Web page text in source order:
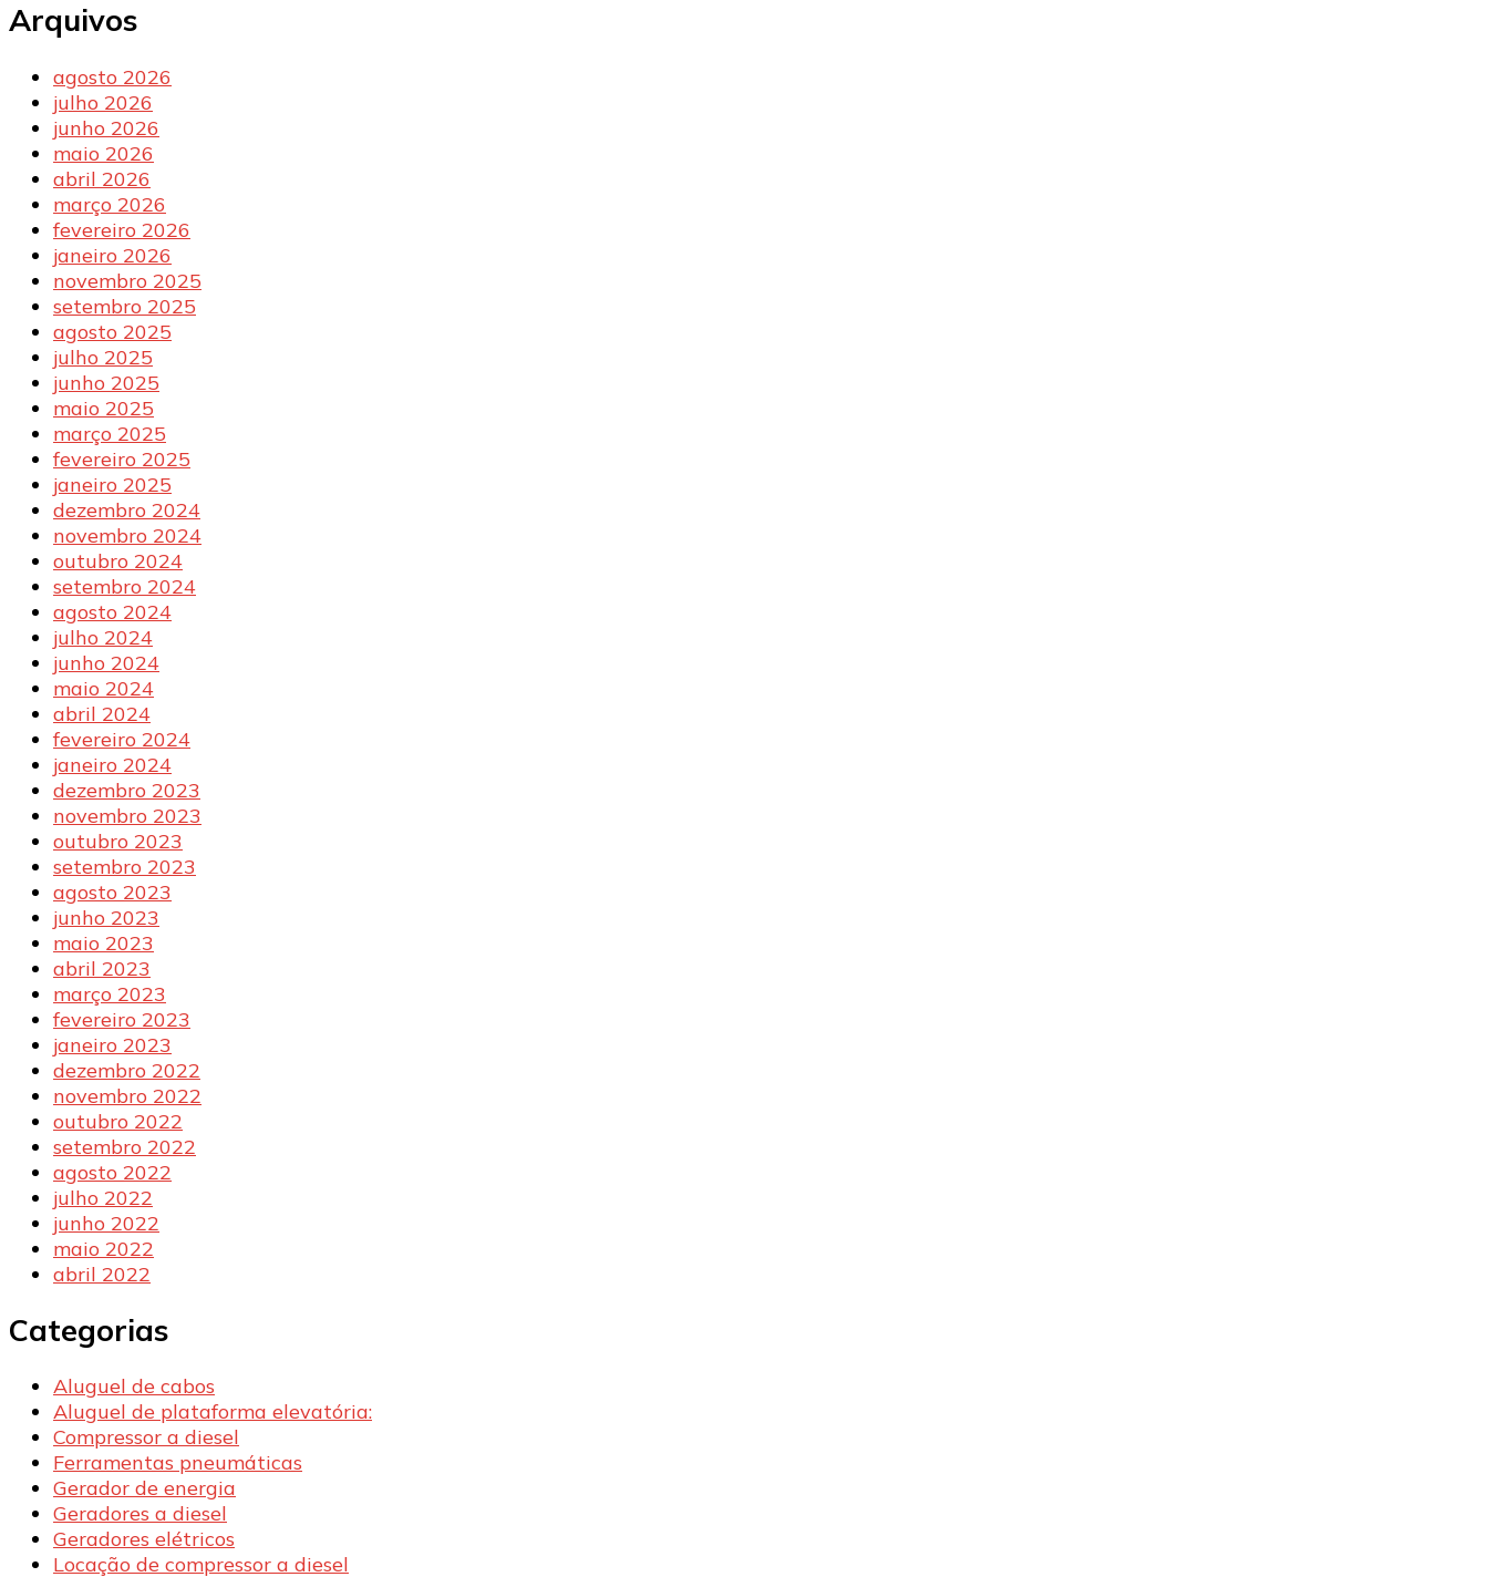
Arquivos
agosto 2026
julho 2026
junho 2026
maio 2026
abril 2026
março 2026
fevereiro 2026
janeiro 2026
novembro 2025
setembro 2025
agosto 2025
julho 2025
junho 2025
maio 2025
março 2025
fevereiro 2025
janeiro 2025
dezembro 2024
novembro 2024
outubro 2024
setembro 2024
agosto 2024
julho 2024
junho 2024
maio 2024
abril 2024
fevereiro 2024
janeiro 2024
dezembro 2023
novembro 2023
outubro 2023
setembro 2023
agosto 2023
junho 2023
maio 2023
abril 2023
março 2023
fevereiro 2023
janeiro 2023
dezembro 2022
novembro 2022
outubro 2022
setembro 2022
agosto 2022
julho 2022
junho 2022
maio 2022
abril 2022
Categorias
Aluguel de cabos
Aluguel de plataforma elevatória:
Compressor a diesel
Ferramentas pneumáticas
Gerador de energia
Geradores a diesel
Geradores elétricos
Locação de compressor a diesel